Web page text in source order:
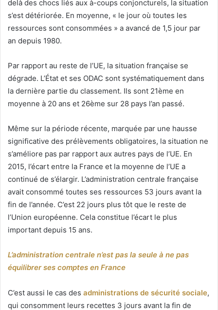
delà des chocs liés aux à-coups conjoncturels, la situation
s’est détériorée. En moyenne, « le jour où toutes les
ressources sont consommées » a avancé de 1,5 jour par
an depuis 1980.
Par rapport au reste de l’UE, la situation française se
dégrade. L’État et ses ODAC sont systématiquement dans
la dernière partie du classement. Ils sont 21ème en
moyenne à 20 ans et 26ème sur 28 pays l’an passé.
Même sur la période récente, marquée par une hausse
significative des prélèvements obligatoires, la situation ne
s’améliore pas par rapport aux autres pays de l’UE. En
2015, l’écart entre la France et la moyenne de l’UE a
continué de s’élargir. L’administration centrale française
avait consommé toutes ses ressources 53 jours avant la
fin de l’année. C’est 22 jours plus tôt que le reste de
l’Union européenne. Cela constitue l’écart le plus
important depuis 15 ans.
L’administration centrale n’est pas la seule à ne pas
équilibrer ses comptes en France
C’est aussi le cas des administrations de sécurité sociale,
qui consomment leurs recettes 3 jours avant la fin de